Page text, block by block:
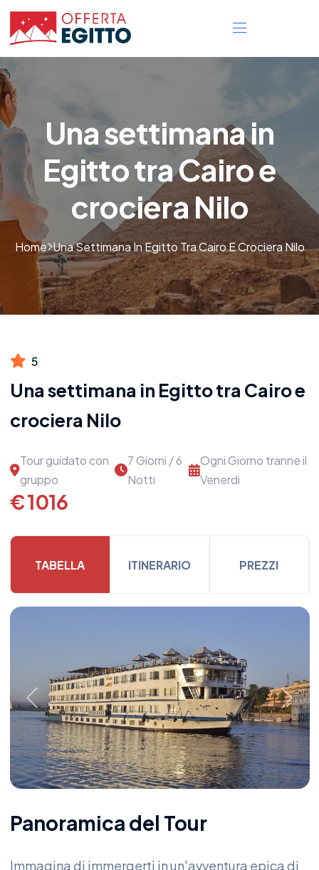
Una settimana in
Egitto tra Cairo e
crociera Nilo
Home Una Settimana In Egitto Tra Cairo E Crociera Nilo
Una settimana in Egitto tra Cairo e
crociera Nilo
5
Tour guidato con
gruppo
7 Giorni / 6
Notti
Ogni Giorno tranne il
Venerdi
€ 1016
TABELLA ITINERARIO PREZZI
Previous Next
Panoramica del Tour
Immagina di immergerti in un'avventura epica di